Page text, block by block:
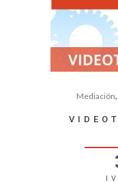
Mediación,